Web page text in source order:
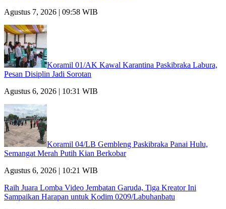
Agustus 7, 2026 | 09:58 WIB
Koramil 01/AK Kawal Karantina Paskibraka Labura,
Pesan Disiplin Jadi Sorotan
Agustus 6, 2026 | 10:31 WIB
Koramil 04/LB Gembleng Paskibraka Panai Hulu,
Semangat Merah Putih Kian Berkobar
Agustus 6, 2026 | 10:21 WIB
Raih Juara Lomba Video Jembatan Garuda, Tiga Kreator Ini
Sampaikan Harapan untuk Kodim 0209/Labuhanbatu